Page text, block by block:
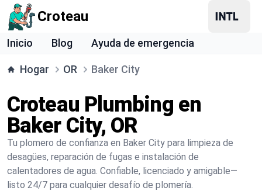
Croteau
Inicio Blog Ayuda de emergencia
Hogar OR Baker City
Croteau Plumbing en
Baker City, OR
Tu plomero de confianza en Baker City para limpieza de
desagües, reparación de fugas e instalación de
calentadores de agua. Confiable, licenciado y amigable—
listo 24/7 para cualquier desafío de plomería.